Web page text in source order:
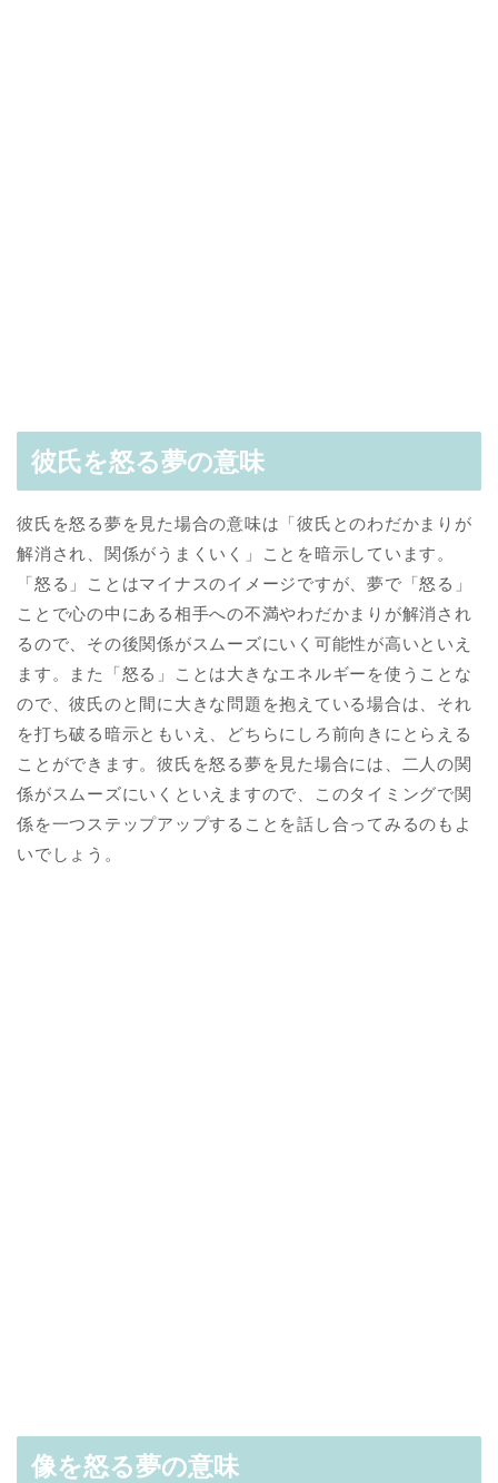
彼氏を怒る夢の意味
彼氏を怒る夢を見た場合の意味は「彼氏とのわだかまりが
解消され、関係がうまくいく」ことを暗示しています。
「怒る」ことはマイナスのイメージですが、夢で「怒る」
ことで心の中にある相手への不満やわだかまりが解消され
るので、その後関係がスムーズにいく可能性が高いといえ
ます。また「怒る」ことは大きなエネルギーを使うことな
ので、彼氏のと間に大きな問題を抱えている場合は、それ
を打ち破る暗示ともいえ、どちらにしろ前向きにとらえる
ことができます。彼氏を怒る夢を見た場合には、二人の関
係がスムーズにいくといえますので、このタイミングで関
係を一つステップアップすることを話し合ってみるのもよ
いでしょう。
像を怒る夢の意味